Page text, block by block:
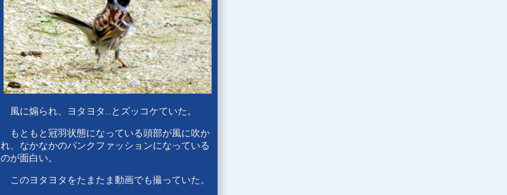
風に煽られ、ヨタヨタ…とズッコケていた。
もともと冠羽状態になっている頭部が風に吹か
れ、なかなかのパンクファッションになっている
のが面白い。
このヨタヨタをたまたま動画でも撮っていた。